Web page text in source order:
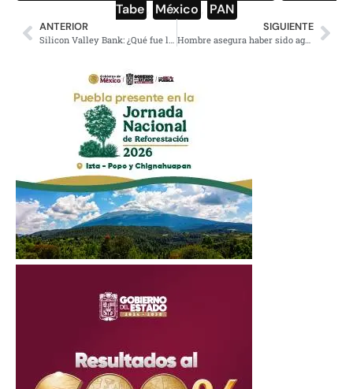
Tabe
México PAN
ANTERIOR
Silicon Valley Bank: ¿Qué fue lo que pasó con la institución financiera?
SIGUIENTE
Hombre asegura haber sido agredido por empleado del Cinemex de Metrópoli Patriotismo